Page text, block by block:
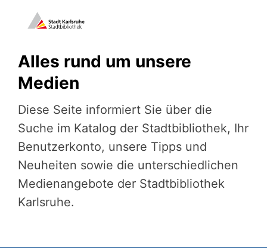
Alles rund um unsere
Medien
Diese Seite informiert Sie über die
Suche im Katalog der Stadtbibliothek, Ihr
Benutzerkonto, unsere Tipps und
Neuheiten sowie die unterschiedlichen
Medienangebote der Stadtbibliothek
Karlsruhe.